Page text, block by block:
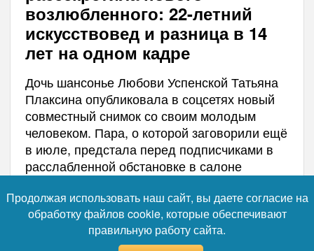
возлюбленного: 22-летний
искусствовед и разница в 14
лет на одном кадре
Дочь шансонье Любови Успенской Татьяна
Плаксина опубликовала в соцсетях новый
совместный снимок со своим молодым
человеком. Пара, о которой заговорили ещё
в июле, предстала перед подписчиками в
расслабленной обстановке в салоне
Продолжая использовать наш сайт, вы даете согласие на
обработку файлов cookie, которые обеспечивают
правильную работу сайта.